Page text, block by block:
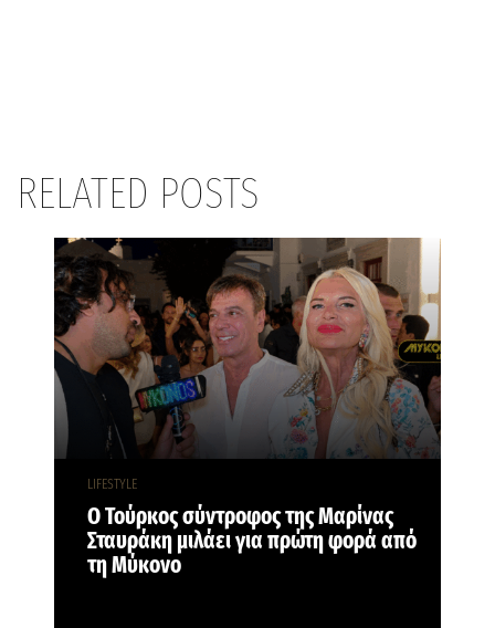
RELATED POSTS
LIFESTYLE
Ο Τούρκος σύντροφος της Μαρίνας
Σταυράκη μιλάει για πρώτη φορά από
τη Μύκονο